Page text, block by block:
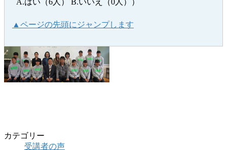
A.はい（6人） B.いいえ（0人））
▲ページの先頭にジャンプします
カテゴリー
受講者の声